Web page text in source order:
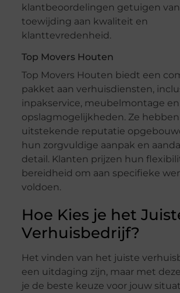
klantbeoordelingen getuigen
toewijding aan kwaliteit en
klanttevredenheid.
Top Movers Houten
Top Movers Houten biedt een
pakket aan verhuisdiensten,
inpakservice, meubelmontage en
opslagmogelijkheden. Ze
uitstekende reputatie
hun zorgvuldige aanpak en
detail. Klanten prijzen hun
bereidheid om aan specifieke
voldoen.
Hoe Kies je het
Verhuisbedrijf?
Het vinden van het juiste
een uitdaging zijn, maar met
je de beste keuze voor jouw